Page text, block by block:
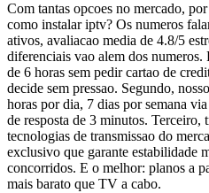
Com tantas opcoes no mercado,
como instalar iptv? Os numeros
ativos, avaliacao media de 4.8/5
diferenciais vao alem dos numeros.
de 6 horas sem pedir cartao de
decide sem pressao. Segundo,
horas por dia, 7 dias por semana
de resposta de 3 minutos. Terceiro,
tecnologias de transmissao do
exclusivo que garante estabilidade
concorridos. E o melhor: planos a
mais barato que TV a cabo.